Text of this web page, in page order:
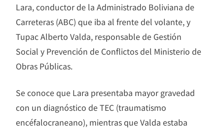
Lara, conductor de la Administrado Boliviana de
Carreteras (ABC) que iba al frente del volante, y
Tupac Alberto Valda, responsable de Gestión
Social y Prevención de Conflictos del Ministerio de
Obras Públicas.
Se conoce que Lara presentaba mayor gravedad
con un diagnóstico de TEC (traumatismo
encéfalocraneano), mientras que Valda estaba